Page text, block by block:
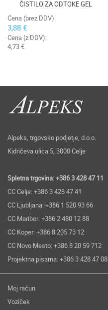
ČISTILO ZA ODTOKE GEL
Cena (brez DDV):
3,88 €
Cena (z DDV):
4,73 €
Alpeks, trgovsko podjetje, d.o.o.
Kidričeva ulica 5, 3000 Celje
Spletna trgovina: +386 3 428 47 11
CC Celje: +386 3 428 47 41
CC Ljubljana: +386 1 520 93 66
CC Maribor: +386 2 480 12 88
CC Koper: +386 8 205 73 12
CC Novo Mesto: +386 8 20 59 712
Projektna pisarna: +386 3 428 47 08
Moj račun
Voziček